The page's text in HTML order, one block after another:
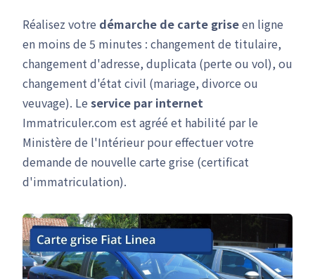
Réalisez votre démarche de carte griseen ligne
en moins de 5 minutes : changement de titulaire,
changement d'adresse, duplicata (perte ou vol), ou
changement d'état civil (mariage, divorce ou
veuvage). Le service par internet
Immatriculer.com est agréé et habilité par le
Ministère de l'Intérieur pour effectuer votre
demande de nouvelle carte grise (certificat
d'immatriculation).